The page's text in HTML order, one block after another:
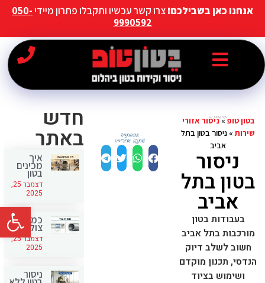
פתח
אנחנו כאן בשבילכם!צרו קשר עכשיו ותקבלו פתרון מיידי050-
9990592
בטון טופ»ניסור אזורי
שירות» ניסור בטון בתל
אביב
ניסור
בטון בתל
אביב
בעבודות בטון
מורכבות בתל אביב
חשוב לשלב דיוק
הנדסי, תכנון מוקדם
ושימוש בציוד
חדש
באתר
איך
מכינים
בטון
דצמבר 25,
2025
כמה זה
צול
דצמבר 25,
2025
ניסור